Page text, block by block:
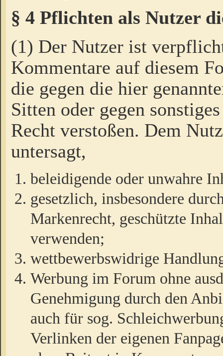
§ 4 Pflichten als Nutzer
(1) Der Nutzer ist
Kommentare auf diesem
die gegen die hier
Sitten oder gegen
Recht verstoßen. Dem
untersagt,
beleidigende oder unwahre
gesetzlich, insbesondere
Markenrecht, geschützte
verwenden;
wettbewerbswidrige
Werbung im Forum ohne
Genehmigung durch den
auch für sog.
Verlinken der eigenen